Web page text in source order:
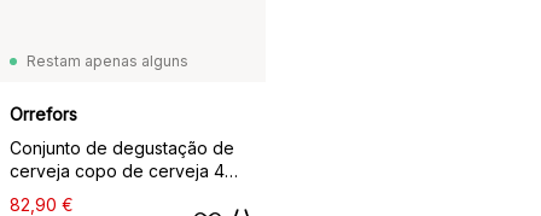
Restam apenas alguns
Orrefors
Conjunto de degustação de
cerveja copo de cerveja 4
peças, Transparente
82,90 €